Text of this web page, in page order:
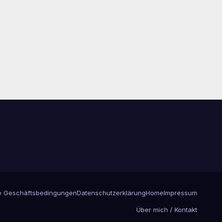
GeschäftsbedingungenDatenschutzerklärungHomeImpressum
Über mich / Kontakt